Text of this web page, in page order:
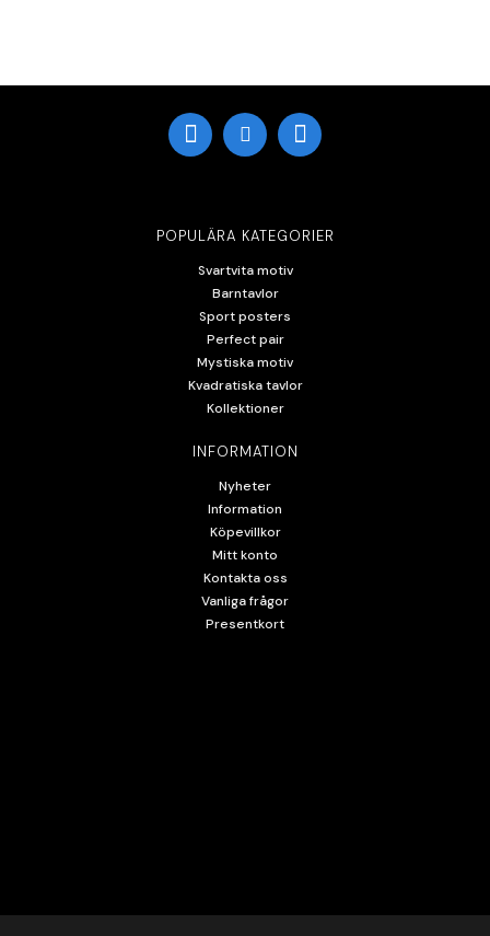
POPULÄRA KATEGORIER
Svartvita motiv
Barntavlor
Sport posters
Perfect pair
Mystiska motiv
Kvadratiska tavlor
Kollektioner
INFORMATION
Nyheter
Information
Köpevillkor
Mitt konto
Kontakta oss
Vanliga frågor
Presentkort